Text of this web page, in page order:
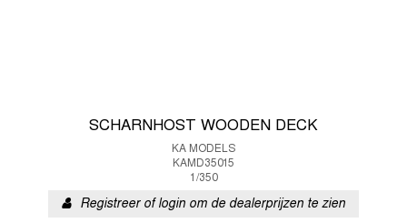
SCHARNHOST WOODEN DECK
KA MODELS
KAMD35015
1/350
Registreer of login om de dealerprijzen te zien